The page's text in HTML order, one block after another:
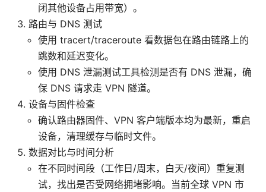
闭其他设备占用带宽）。
路由与 DNS 测试
使用 tracert/traceroute 看数据包在路由链路上的
跳数和延迟变化。
使用 DNS 泄漏测试工具检测是否有 DNS 泄漏，确
保 DNS 请求走 VPN 隧道。
设备与固件检查
确认路由器固件、VPN 客户端版本均为最新，重启
设备，清理缓存与临时文件。
数据对比与时间分析
在不同时间段（工作日/周末，白天/夜间）重复测
试，找出是否受网络拥堵影响。当前全球 VPN 市